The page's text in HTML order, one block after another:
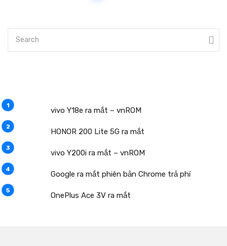
vivo Y18e ra mắt – vnROM
HONOR 200 Lite 5G ra mắt
vivo Y200i ra mắt – vnROM
Google ra mắt phiên bản Chrome trả phí
OnePlus Ace 3V ra mắt